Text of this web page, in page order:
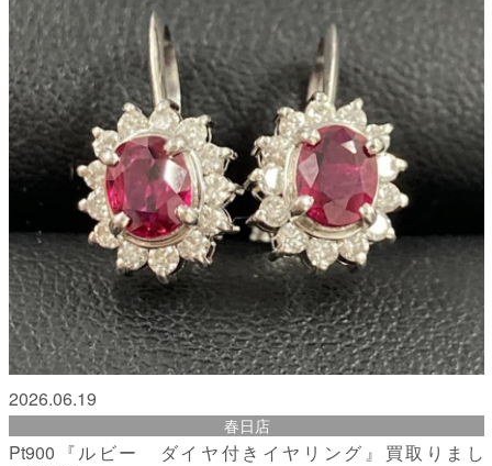
2026.06.19
春日店
Pt900『ルビー ダイヤ付きイヤリング』買取りまし